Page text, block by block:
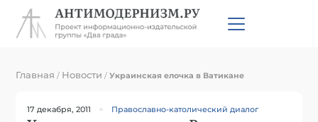
Главная / Новости /Украинская елочка в Ватикане
17 декабря, 2011 Православно-католический диалог